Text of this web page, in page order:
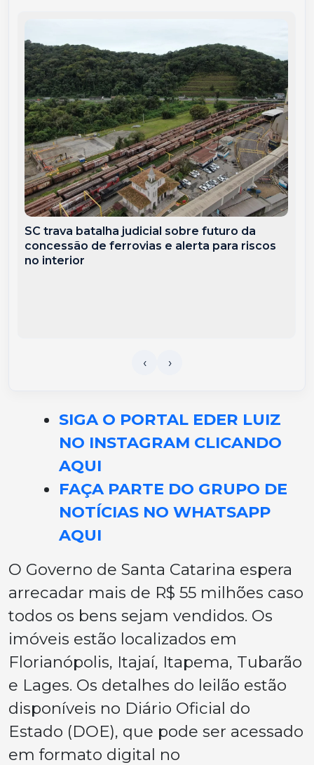
SC trava batalha judicial sobre futuro da
concessão de ferrovias e alerta para riscos
no interior
SIGA O PORTAL EDER LUIZ
NO INSTAGRAM CLICANDO
AQUI
FAÇA PARTE DO GRUPO DE
NOTÍCIAS NO WHATSAPP
AQUI
O Governo de Santa Catarina espera
arrecadar mais de R$ 55 milhões caso
todos os bens sejam vendidos. Os
imóveis estão localizados em
Florianópolis, Itajaí, Itapema, Tubarão
e Lages. Os detalhes do leilão estão
disponíveis no Diário Oficial do
Estado (DOE), que pode ser acessado
em formato digital no